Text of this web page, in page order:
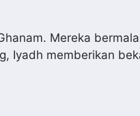
Mereka
Iyadh memberikan